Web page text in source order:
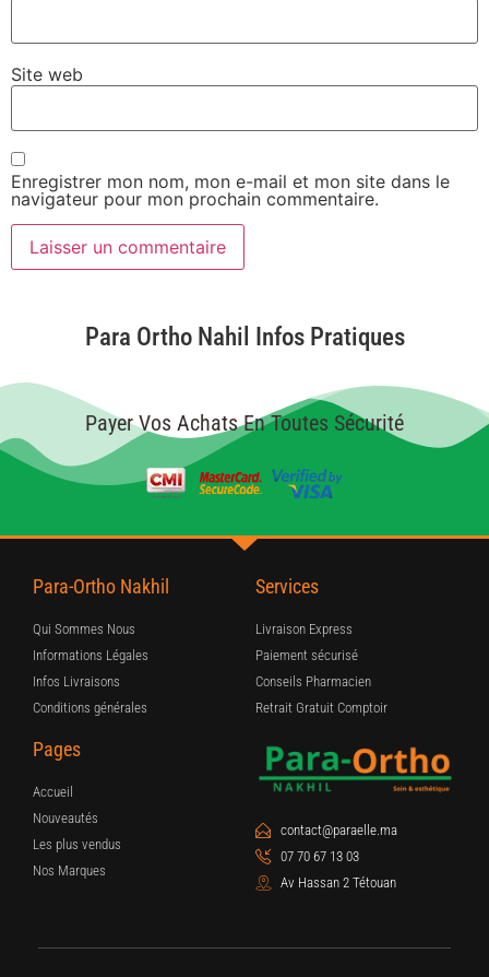
Site web
Enregistrer mon nom, mon e-mail et mon site dans le
navigateur pour mon prochain commentaire.
Para Ortho Nahil Infos Pratiques
Payer Vos Achats En Toutes Sécurité
Para-Ortho Nakhil
Qui Sommes Nous
Informations Légales
Infos Livraisons
Conditions générales
Services
Livraison Express
Paiement sécurisé
Conseils Pharmacien
Retrait Gratuit Comptoir
Pages
Accueil
Nouveautés
Les plus vendus
Nos Marques
contact@paraelle.ma
07 70 67 13 03
Av Hassan 2 Tétouan